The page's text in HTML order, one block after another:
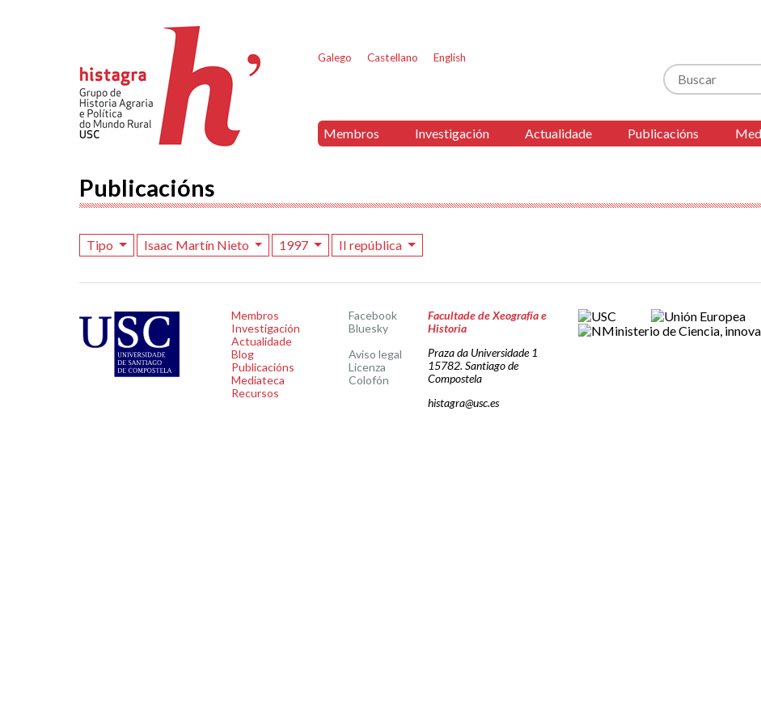
Galego Castellano English
Buscar
Membros Investigación Actualidade Publicacións
Publicacións
Tipo Isaac Martín Nieto 1997 II república
Membros
Investigación
Actualidade
Blog
Publicacións
Mediateca
Recursos
Facebook
Bluesky
Aviso legal
Licenza
Colofón
Facultade de Xeografía e
Historia
Praza da Universidade 1
15782. Santiago de
Compostela
histagra@usc.es